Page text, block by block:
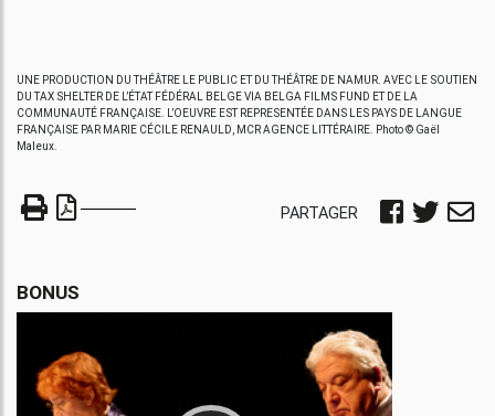
UNE PRODUCTION DU THÉÂTRE LE PUBLIC ET DU THÉÂTRE DE NAMUR. AVEC LE SOUTIEN
DU TAX SHELTER DE L’ÉTAT FÉDÉRAL BELGE VIA BELGA FILMS FUND ET DE LA
COMMUNAUTÉ FRANÇAISE. L’OEUVRE EST REPRESENTÉE DANS LES PAYS DE LANGUE
FRANÇAISE PAR MARIE CÉCILE RENAULD, MCR AGENCE LITTÉRAIRE. Photo © Gaël
Maleux.
PARTAGER
BONUS
Player